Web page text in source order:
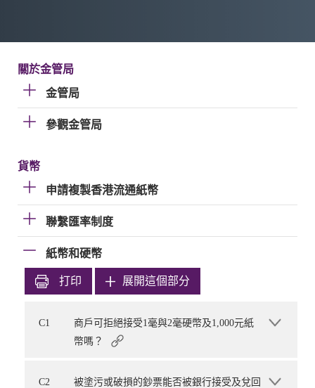
關於金管局
金管局
參觀金管局
貨幣
申請複製香港流通紙幣
聯繫匯率制度
紙幣和硬幣
打印 展開這個部分
C1
商戶可拒絕接受1毫與2毫硬幣及1,000元紙
幣嗎？
C2
被塗污或破損的鈔票能否被銀行接受及兌回